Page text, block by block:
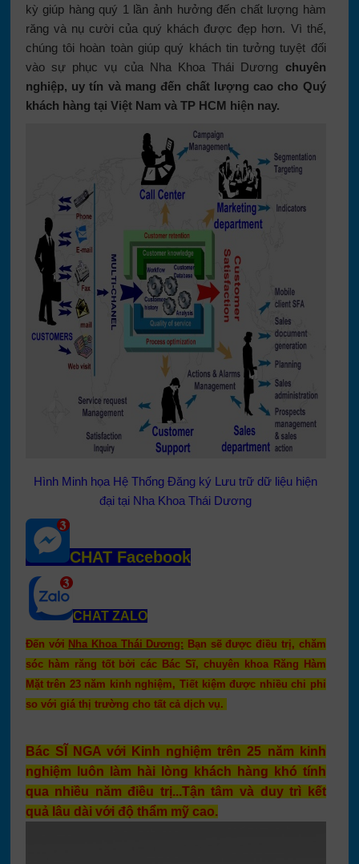
kỳ giúp hàng quý 1 lần ảnh hưởng đến chất lượng hàm
răng và nụ cười của quý khách được đẹp hơn. Vì thế,
chúng tôi hoàn toàn giúp quý khách tin tưởng tuyệt đối
vào sự phục vụ của Nha Khoa Thái Dương chuyên
nghiệp, uy tín và mang đến chất lượng cao cho Quý
khách hàng tại Việt Nam và TP HCM hiện nay.
Hình Minh họa Hệ Thống Đăng ký Lưu trữ dữ liệu hiện
đại tại Nha Khoa Thái Dương
CHAT Facebook
CHAT ZALO
Đến với Nha Khoa Thái Dương: Bạn sẽ được điều trị, chăm
sóc hàm răng tốt bởi các Bác Sĩ, chuyên khoa Răng Hàm
Mặt trên 23 năm kinh nghiệm, Tiết kiệm được nhiều chi phi
so với giá thị trường cho tất cả dịch vụ.
Bác SĨ NGA với Kinh nghiệm trên 25 năm kinh
nghiệm luôn làm hài lòng khách hàng khó tính
qua nhiều năm điều trị...Tận tâm và duy trì kết
quả lâu dài với độ thẩm mỹ cao.